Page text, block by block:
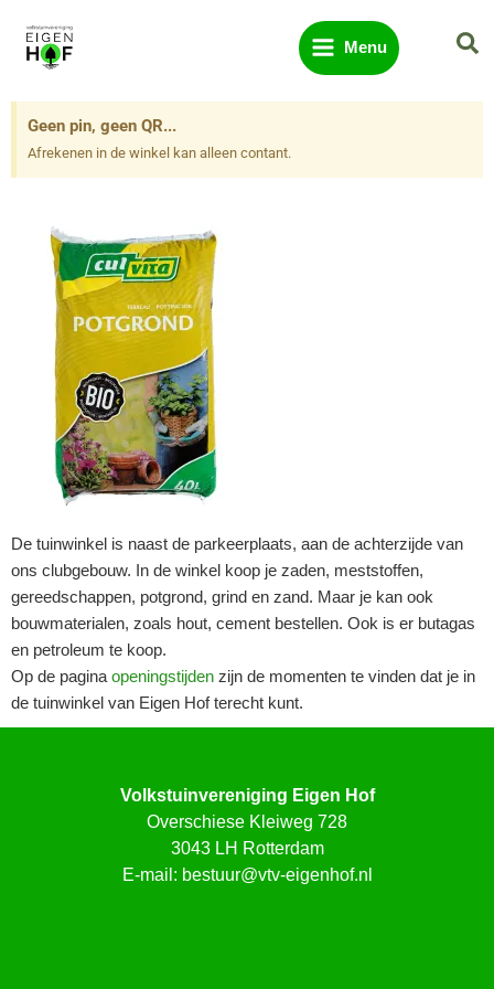
naar
Menu
Geen pin, geen QR...
Afrekenen in de winkel kan alleen contant.
De tuinwinkel is naast de parkeerplaats, aan de achterzijde van
ons clubgebouw. In de winkel koop je zaden, meststoffen,
gereedschappen, potgrond, grind en zand. Maar je kan ook
bouwmaterialen, zoals hout, cement bestellen. Ook is er butagas
en petroleum te koop.
Op de pagina openingstijden zijn de momenten te vinden dat je in
de tuinwinkel van Eigen Hof terecht kunt.
Volkstuinvereniging Eigen Hof
Overschiese Kleiweg 728
3043 LH Rotterdam
E-mail: bestuur@vtv-eigenhof.nl